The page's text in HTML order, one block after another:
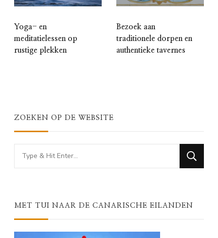
Yoga- en
meditatielessen op
rustige plekken
Bezoek aan
traditionele dorpen en
authentieke tavernes
ZOEKEN OP DE WEBSITE
Looking
for
MET TUI NAAR DE CANARISCHE EILANDEN